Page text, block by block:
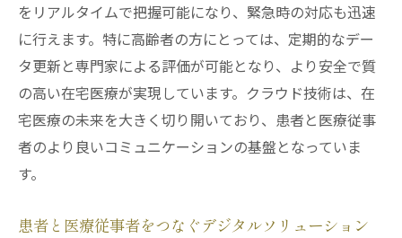
家庭での医療機器操作のサポート体制
未来の医療機器開発と在宅医療の展望
兵庫県尼崎市クラウド技術が支える在宅医療の
革新
クラウドベースの患者情報管理の利点
医療従事者間の情報共有を加速する仕組み
をリアルタイムで把握可能になり、緊急時の対応も迅速
に行えます。特に高齢者の方にとっては、定期的なデー
タ更新と専門家による評価が可能となり、より安全で質
の高い在宅医療が実現しています。クラウド技術は、在
宅医療の未来を大きく切り開いており、患者と医療従事
者のより良いコミュニケーションの基盤となっていま
す。
患者と医療従事者をつなぐデジタルソリューション